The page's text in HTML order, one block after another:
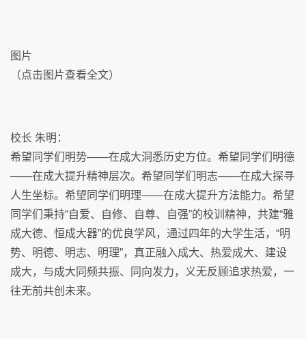
图片
（点击图片查看全文）
校长 朱明：
希望同学们明势——在成大洞悉历史方位。希望同学们明德
——在成大提升精神层次。希望同学们明志——在成大探寻
人生坐标。希望同学们明理——在成大提升方法能力。希望
同学们秉持“自爱、自修、自尊、自强”的校训精神，共建“雅
成大德、恒成大器”的优良学风，通过四年的大学生活，“明
势、明德、明志、明理”，真正融入成大、热爱成大、建设
成大，与成大同频共振、同向发力，义无反顾追求热爱，一
往无前共创未来。